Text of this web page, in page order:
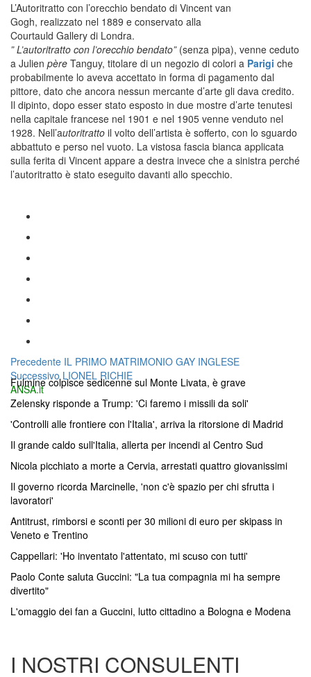
L’Autoritratto con l’orecchio bendato di Vincent van
Gogh, realizzato nel 1889 e conservato alla
Courtauld Gallery di Londra.
” L’autoritratto con l’orecchio bendato” (senza pipa), venne ceduto
a Julien père Tanguy, titolare di un negozio di colori a Parigi che
probabilmente lo aveva accettato in forma di pagamento dal
pittore, dato che ancora nessun mercante d’arte gli dava credito.
Il dipinto, dopo esser stato esposto in due mostre d’arte tenutesi
nella capitale francese nel 1901 e nel 1905 venne venduto nel
1928. Nell’autoritratto il volto dell’artista è sofferto, con lo sguardo
abbattuto e perso nel vuoto. La vistosa fascia bianca applicata
sulla ferita di Vincent appare a destra invece che a sinistra perché
l’autoritratto è stato eseguito davanti allo specchio.
Navigazione
articoli
Precedente Articolo
precedente:
IL PRIMO MATRIMONIO GAY INGLESE
Successivo Articolo
successivo:
LIONEL RICHIE
ANSA.it
Fulmine colpisce sedicenne sul Monte Livata, è grave
Zelensky risponde a Trump: 'Ci faremo i missili da soli'
'Controlli alle frontiere con l'Italia', arriva la ritorsione di Madrid
Il grande caldo sull'Italia, allerta per incendi al Centro Sud
Nicola picchiato a morte a Cervia, arrestati quattro giovanissimi
Il governo ricorda Marcinelle, 'non c'è spazio per chi sfrutta i
lavoratori'
Antitrust, rimborsi e sconti per 30 milioni di euro per skipass in
Veneto e Trentino
Cappellari: 'Ho inventato l'attentato, mi scuso con tutti'
Paolo Conte saluta Guccini: "La tua compagnia mi ha sempre
divertito"
L'omaggio dei fan a Guccini, lutto cittadino a Bologna e Modena
I NOSTRI CONSULENTI